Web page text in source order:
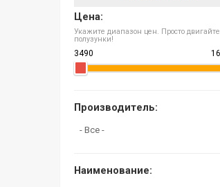
Цена:
Укажите диапазон цен. Просто двигайте
полузунки!
Производитель:
Наименование: